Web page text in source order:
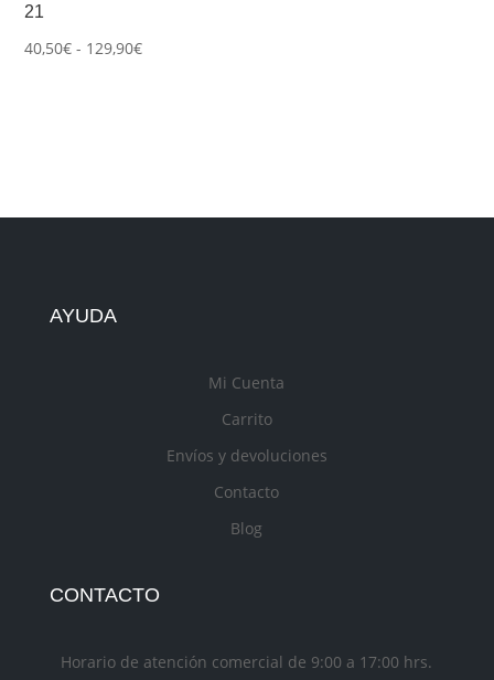
21
40,50€ - 129,90€Rango
129,90€
AYUDA
Mi Cuenta
Carrito
Envíos y devoluciones
Contacto
Blog
CONTACTO
Horario de atención comercial de 9:00 a 17:00 hrs.